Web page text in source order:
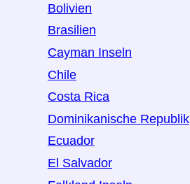
Bolivien
Brasilien
Cayman Inseln
Chile
Costa Rica
Dominikanische Republik
Ecuador
El Salvador